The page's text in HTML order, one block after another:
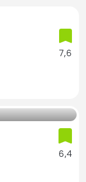
7,6
6,4